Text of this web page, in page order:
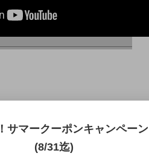
プル][磁器][日本のものづくり][ナチュラルモダ
サマークーポンキャンペーン
(8/31迄)